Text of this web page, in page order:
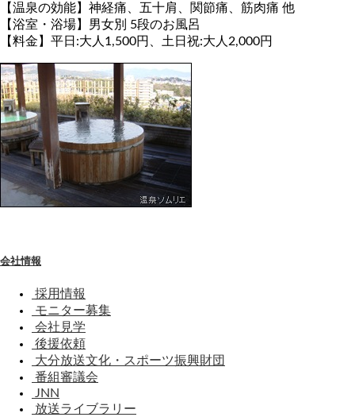
【温泉の効能】神経痛、五十肩、関節痛、筋肉痛 他
【浴室・浴場】男女別 5段のお風呂
【料金】平日:大人1,500円、土日祝:大人2,000円
会社情報
採用情報
モニター募集
会社見学
後援依頼
大分放送文化・スポーツ振興財団
番組審議会
JNN
放送ライブラリー